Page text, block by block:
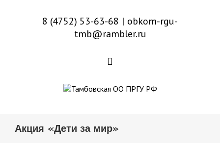
8 (4752) 53-63-68 | obkom-rgu-
tmb@rambler.ru
Акция «Дети за мир»